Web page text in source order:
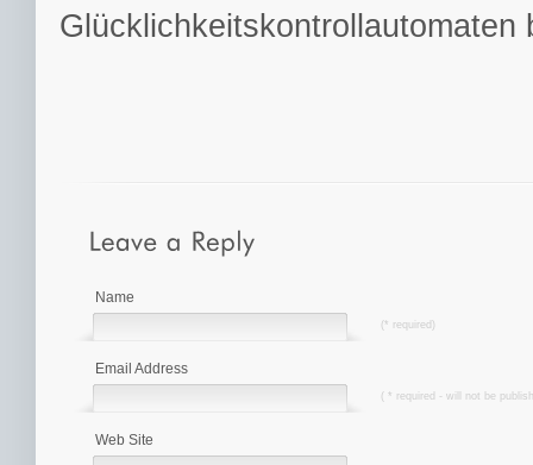
Glücklichkeitskontrollautomaten
Name
(* required)
Email Address
( * required - will not be
Web Site